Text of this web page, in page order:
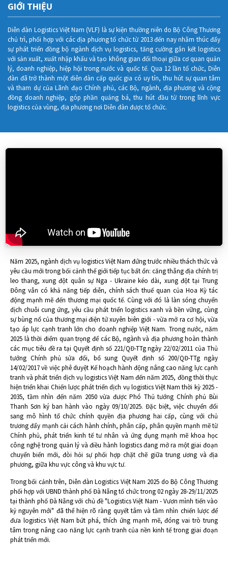
GIỚI THIỆU
Diễn đàn Logistics Việt Nam (VLF) là sự kiện thường niên do Bộ Công Thương
chủ trì, phối hợp với các địa phương tổ chức từ 2013 đến nay nhằm thúc đẩy
sự phát triển đồng bộ ngành dịch vụ logistics, tăng cường gắn kết logistics
với sản xuất, xuất nhập khẩu và tạo không gian đối thoại giữa cơ quan quản
lý, doanh nghiệp, hiệp hội trong nước và quốc tế. Qua 12 lần tổ chức, Diễn
đàn đã trở thành một diễn đàn cấp quốc gia có uy tín, thu hút sự quan tâm
và tham dự của Lãnh đạo Chính phủ, các Bộ, ngành, địa phương và cộng
đồng doanh nghiệp, góp phần quảng bá, thu hút đầu từ trong lĩnh vực
logistics của vùng, địa phương nơi Diễn đàn được tổ chức.
Năm 2025, ngành dịch vụ logistics Việt Nam đứng trước nhiều thách thức và
yêu cầu mới trong bối cảnh thế giới tiếp tục bất ổn: căng thẳng địa chính trị
leo thang, xung đột quân sự Nga - Ukraine kéo dài, xung đột tại Trung
Đông vẫn có khả năng tiếp diễn, chính sách thuế quan của Hoa Kỳ tác
động mạnh mẽ đến thương mại quốc tế. Cùng với đó là làn sóng chuyển
dịch chuỗi cung ứng, yêu cầu phát triển logistics xanh và bền vững, cùng
sự bùng nổ của thương mại điện tử xuyên biên giới - vừa mở ra cơ hội, vừa
tạo áp lực cạnh tranh lớn cho doanh nghiệp Việt Nam. Trong nước, năm
2025 là thời điểm quan trọng để các Bộ, ngành và địa phương hoàn thành
các mục tiêu đề ra tại Quyết định số 221/QĐ-TTg ngày 22/02/2011 của Thủ
tướng Chính phủ sửa đổi, bổ sung Quyết định số 200/QĐ-TTg ngày
14/02/2017 về việc phê duyệt Kế hoạch hành động nâng cao năng lực cạnh
tranh và phát triển dịch vụ logistics Việt Nam đến năm 2025, đồng thời thực
hiện triển khai Chiến lược phát triển dịch vụ logistics Việt Nam thời kỳ 2025 -
2035, tầm nhìn đến năm 2050 vừa được Phó Thủ tướng Chính phủ Bùi
Thanh Sơn ký ban hành vào ngày 09/10/2025. Đặc biệt, việc chuyển đổi
sang mô hình tổ chức chính quyền địa phương hai cấp, cùng với chủ
trương đẩy mạnh cải cách hành chính, phân cấp, phân quyền mạnh mẽ từ
Chính phủ, phát triển kinh tế tư nhân và ứng dụng mạnh mẽ khoa học
công nghệ trong quản lý và điều hành logistics đang mở ra một giai đoạn
chuyển biến mới, đòi hỏi sự phối hợp chặt chẽ giữa trung ương và địa
phương, giữa khu vực công và khu vực tư.
Trong bối cảnh trên, Diễn đàn Logistics Việt Nam 2025 do Bộ Công Thương
phối hợp với UBND thành phố Đà Nẵng tổ chức trong 02 ngày 28-29/11/2025
tại thành phố Đà Nẵng với chủ đề "Logistics Việt Nam - Vươn mình tiến vào
kỷ nguyên mới" đã thể hiện rõ ràng quyết tâm và tầm nhìn chiến lược để
đưa logistics Việt Nam bứt phá, thích ứng mạnh mẽ, đóng vai trò trung
tâm trong nâng cao năng lực cạnh tranh của nền kinh tế trong giai đoạn
phát triển mới.